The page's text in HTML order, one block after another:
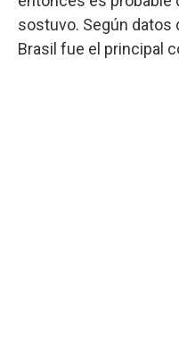
sostuvo. Según datos
Brasil fue el principal